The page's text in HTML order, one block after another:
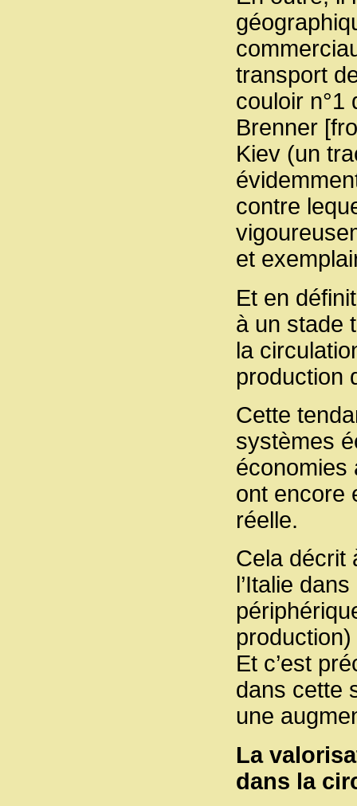
transport
couloir n°1
Brenner
Kiev (un
contre
et
Et en
à un stade
la
production
Cette
systèmes
économies
ont encore
réelle.
Cela décrit
l’Italie
Et c’est
dans cette
une
La
dans la